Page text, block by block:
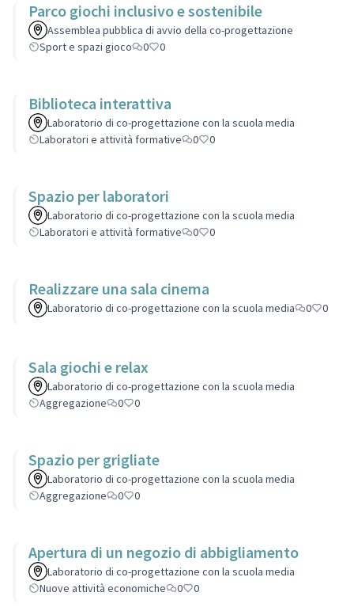
Parco giochi inclusivo e sostenibile
Assemblea pubblica di avvio della co-progettazione
Sport e spazi gioco
0 0
Biblioteca interattiva
Laboratorio di co-progettazione con la scuola media
Laboratori e attività formative
0 0
Spazio per laboratori
Laboratorio di co-progettazione con la scuola media
Laboratori e attività formative
0 0
Realizzare una sala cinema
Laboratorio di co-progettazione con la scuola media 0 0
Sala giochi e relax
Laboratorio di co-progettazione con la scuola media
Aggregazione
0 0
Spazio per grigliate
Laboratorio di co-progettazione con la scuola media
Aggregazione
0 0
Apertura di un negozio di abbigliamento
Laboratorio di co-progettazione con la scuola media
Nuove attività economiche
0 0